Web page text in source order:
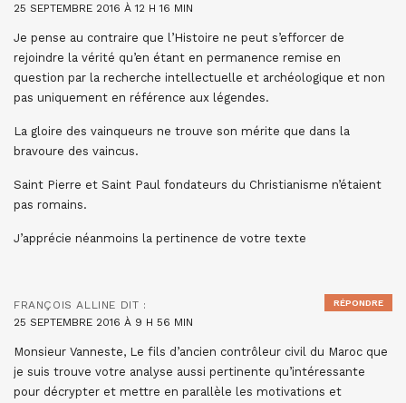
25 SEPTEMBRE 2016 À 12 H 16 MIN
Je pense au contraire que l’Histoire ne peut s’efforcer de
rejoindre la vérité qu’en étant en permanence remise en
question par la recherche intellectuelle et archéologique et non
pas uniquement en référence aux légendes.
La gloire des vainqueurs ne trouve son mérite que dans la
bravoure des vaincus.
Saint Pierre et Saint Paul fondateurs du Christianisme n’étaient
pas romains.
J’apprécie néanmoins la pertinence de votre texte
FRANÇOIS ALLINE DIT :
25 SEPTEMBRE 2016 À 9 H 56 MIN
Monsieur Vanneste, Le fils d’ancien contrôleur civil du Maroc que
je suis trouve votre analyse aussi pertinente qu’intéressante
pour décrypter et mettre en parallèle les motivations et
RÉPONDRE